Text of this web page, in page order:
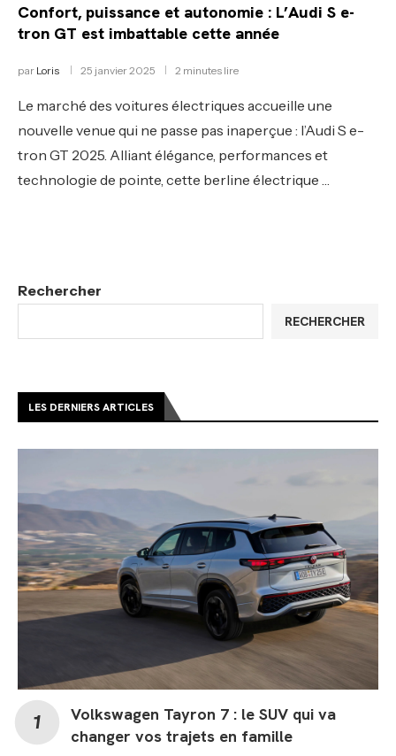
Confort, puissance et autonomie : L’Audi S e-
tron GT est imbattable cette année
par Loris 25 janvier 2025 2 minutes lire
Le marché des voitures électriques accueille une
nouvelle venue qui ne passe pas inaperçue : l’Audi S e-
tron GT 2025. Alliant élégance, performances et
technologie de pointe, cette berline électrique …
Rechercher
RECHERCHER
LES DERNIERS ARTICLES
Volkswagen Tayron 7 : le SUV qui va
changer vos trajets en famille